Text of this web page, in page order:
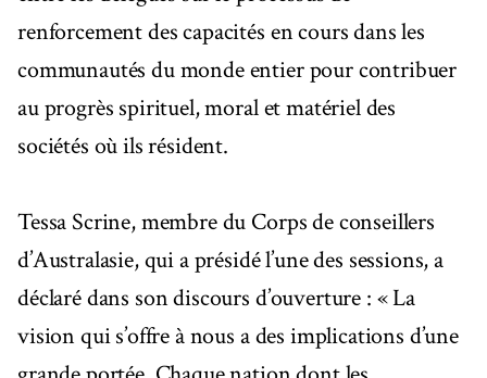
renforcement des capacités en cours dans les
communautés du monde entier pour contribuer
au progrès spirituel, moral et matériel des
sociétés où ils résident.
Tessa Scrine, membre du Corps de conseillers
d’Australasie, qui a présidé l’une des sessions, a
déclaré dans son discours d’ouverture : « La
vision qui s’offre à nous a des implications d’une